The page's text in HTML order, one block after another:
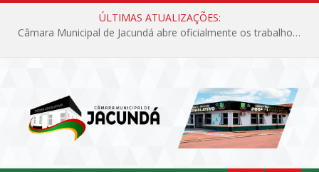
ÚLTIMAS ATUALIZAÇÕES:
Câmara Municipal de Jacundá abre oficialmente os trabalhos legislativos de 2026